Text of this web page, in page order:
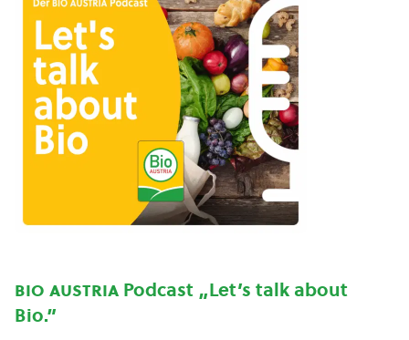
bio austria Podcast „Let’s talk about
Bio.”